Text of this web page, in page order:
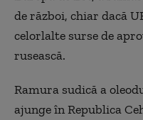
de război, chiar dacă
celorlalte surse de
rusească.
Ramura sudică a
ajunge în Republica